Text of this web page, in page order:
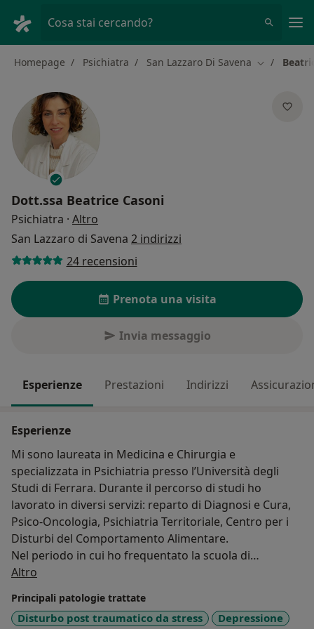
Cosa stai cercando?
Homepage Psichiatra San Lazzaro Di Savena Cambia città
Dott.ssa Beatrice Casoni
Psichiatra · Altro
San Lazzaro di Savena 2 indirizzi
24 recensioni
Prenota una visita
Invia messaggio
Esperienze Prestazioni Indirizzi
Esperienze
Mi sono laureata in Medicina e Chirurgia e
specializzata in Psichiatria presso l’Università degli
Studi di Ferrara. Durante il percorso di studi ho
lavorato in diversi servizi: reparto di Diagnosi e Cura,
Psico-Oncologia, Psichiatria Territoriale, Centro per i
Disturbi del Comportamento Alimentare.
Nel periodo in cui ho frequentato la scuola di
specializzazione ho collaborato ad alcuni progetti di
approfondire le mie conoscenze e competenze in
psicoterapia.
Altro
Principali patologie trattate
Disturbo post traumatico da stress
Depressione